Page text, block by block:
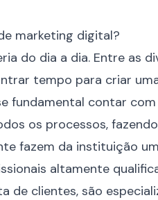
marketing digital?
do dia a dia. Entre as
tempo para criar
fundamental contar
os processos,
fazem da instituição
altamente
de clientes, são